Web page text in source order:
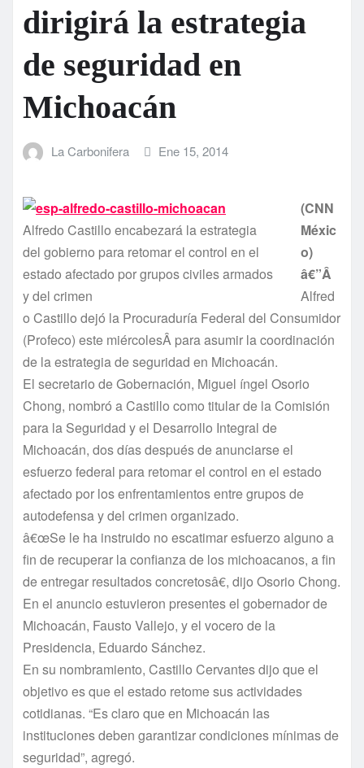
dirigirá la estrategia
de seguridad en
Michoacán
La Carbonifera Ene 15, 2014
Alfredo Castillo encabezará la estrategia
del gobierno para retomar el control en el
estado afectado por grupos civiles armados
y del crimen
(CNN
Méxic
o)
â€”Â
Alfred
o Castillo dejó la Procuradurí­a Federal del Consumidor
(Profeco) este miércolesÂ para asumir la coordinación
de la estrategia de seguridad en Michoacán.
El secretario de Gobernación, Miguel íngel Osorio
Chong, nombró a Castillo como titular de la Comisión
para la Seguridad y el Desarrollo Integral de
Michoacán, dos dí­as después de anunciarse el
esfuerzo federal para retomar el control en el estado
afectado por los enfrentamientos entre grupos de
autodefensa y del crimen organizado.
â€œSe le ha instruido no escatimar esfuerzo alguno a
fin de recuperar la confianza de los michoacanos, a fin
de entregar resultados concretosâ€, dijo Osorio Chong.
En el anuncio estuvieron presentes el gobernador de
Michoacán, Fausto Vallejo, y el vocero de la
Presidencia, Eduardo Sánchez.
En su nombramiento, Castillo Cervantes dijo que el
objetivo es que el estado retome sus actividades
cotidianas. “Es claro que en Michoacán las
instituciones deben garantizar condiciones mí­nimas de
seguridad”, agregó.